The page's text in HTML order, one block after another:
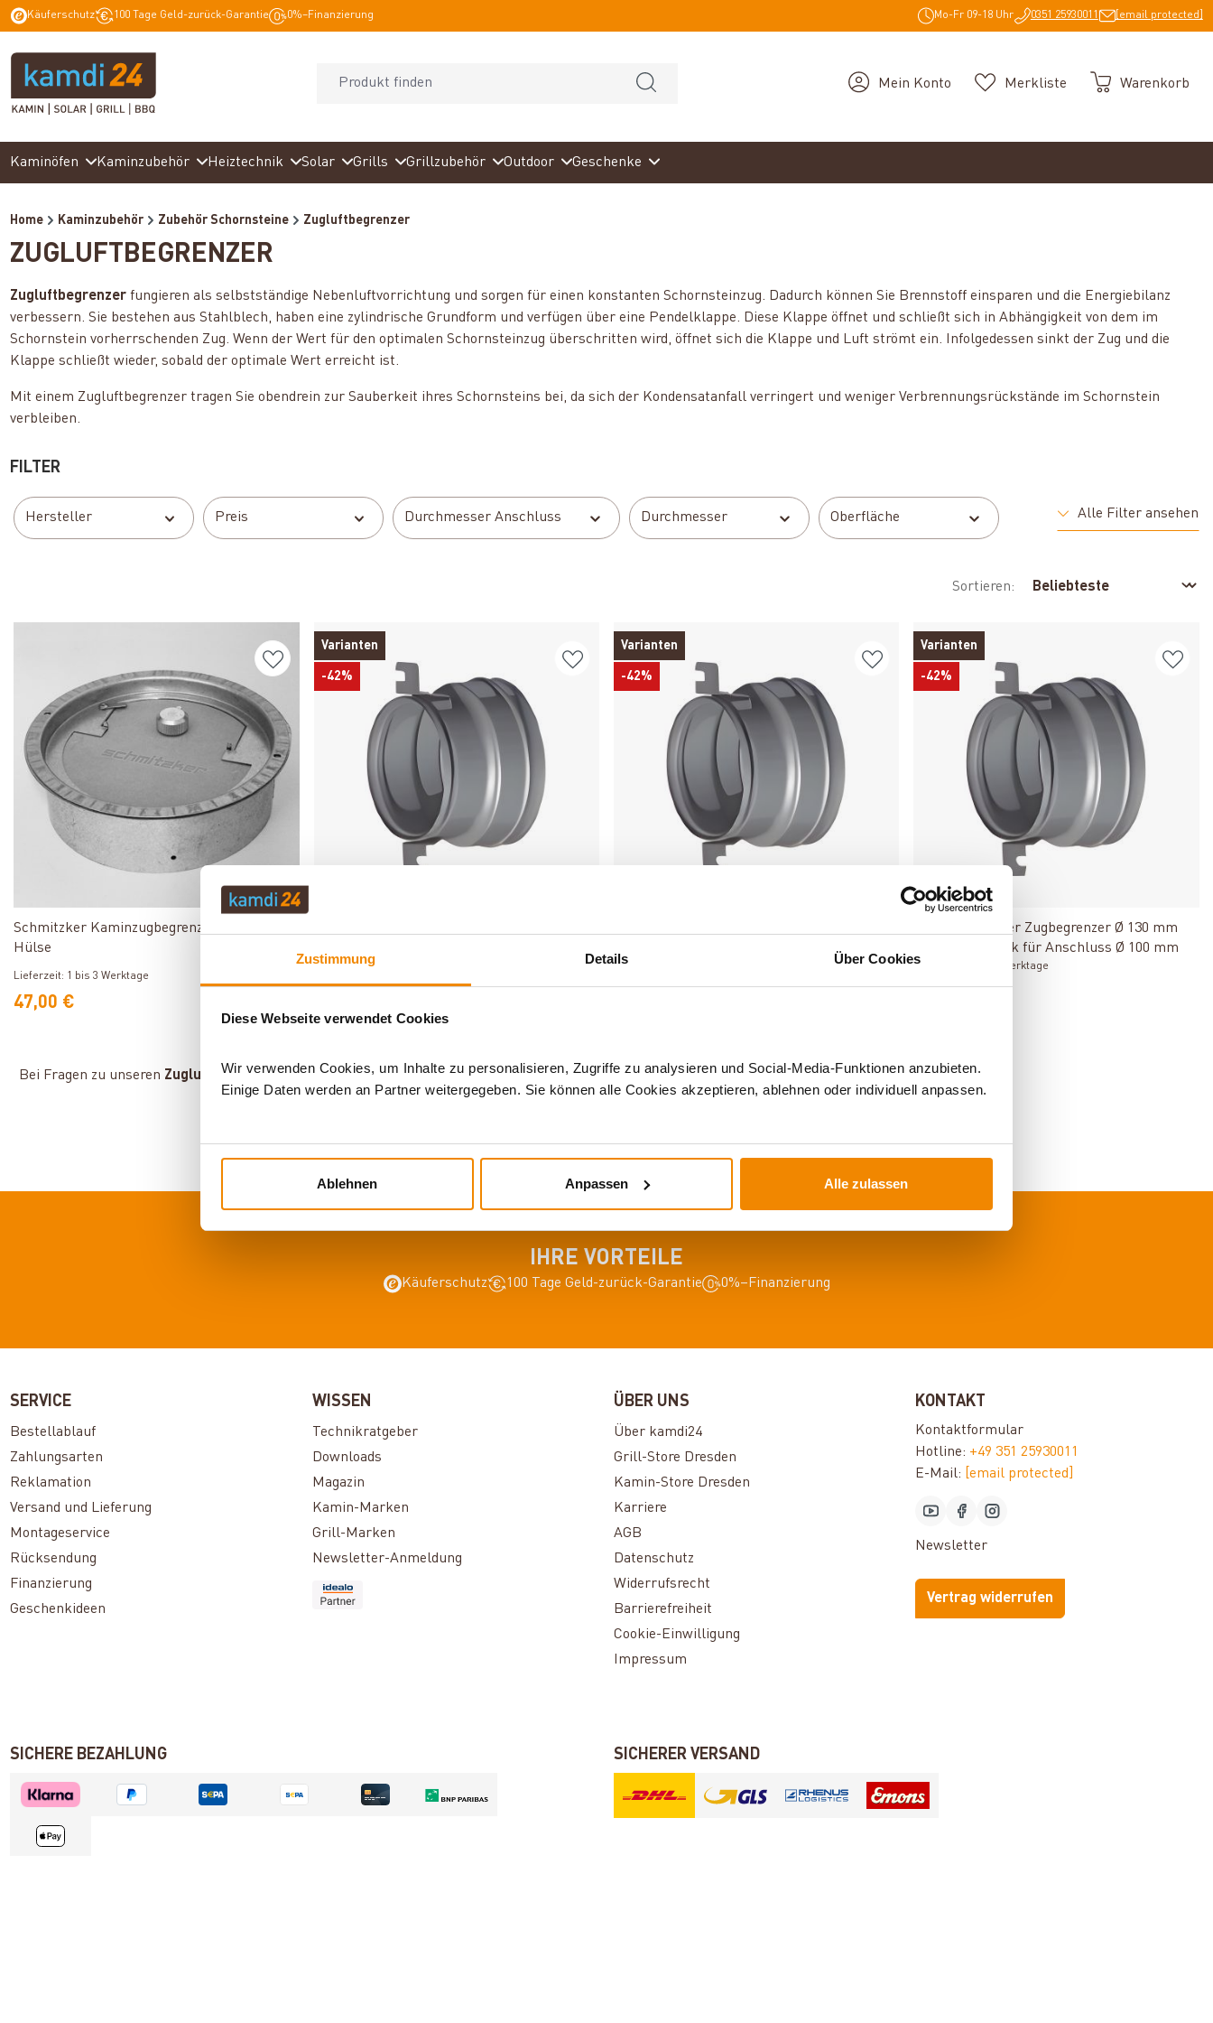
Zustimmung Details Über Cookies
Diese Webseite verwendet Cookies
Wir verwenden Cookies, um Inhalte zu personalisieren, Zugriffe zu analysieren und Social-Media-Funktionen anzubieten.
Einige Daten werden an Partner weitergegeben. Sie können alle Cookies akzeptieren, ablehnen oder individuell anpassen.
Ablehnen Anpassen Alle zulassen
Zur Hauptnavigation springen
Käuferschutz 100 Tage Geld-zurück-Garantie 0%–Finanzierung Mo-Fr 09-18 Uhr 0351 25930011 [email protected]
Mein Konto Merkliste Warenkorb
Kaminöfen Kaminzubehör Heiztechnik Solar Grills Grillzubehör Outdoor Geschenke
Home Kaminzubehör Zubehör Schornsteine Zugluftbegrenzer
ZUGLUFTBEGRENZER
Zugluftbegrenzer fungieren als selbstständige Nebenluftvorrichtung und sorgen für einen konstanten Schornsteinzug. Dadurch können Sie Brennstoff einsparen und die Energiebilanz
verbessern. Sie bestehen aus Stahlblech, haben eine zylindrische Grundform und verfügen über eine Pendelklappe. Diese Klappe öffnet und schließt sich in Abhängigkeit von dem im
Schornstein vorherrschenden Zug. Wenn der Wert für den optimalen Schornsteinzug überschritten wird, öffnet sich die Klappe und Luft strömt ein. Infolgedessen sinkt der Zug und die
Klappe schließt wieder, sobald der optimale Wert erreicht ist.
Mit einem Zugluftbegrenzer tragen Sie obendrein zur Sauberkeit ihres Schornsteins bei, da sich der Kondensatanfall verringert und weniger Verbrennungsrückstände im Schornstein
verbleiben.
FILTER
Hersteller Preis Durchmesser Anschluss Durchmesser Oberfläche Alle Filter ansehen
Sortieren:
Schmitzker Kaminzugbegrenzer WZB-1 mit
Hülse
Lieferzeit: 1 bis 3 Werktage
47,00 €
Varianten
-42%
Lieferzeit: 3 bis 7 Werktage
61,00 €
Varianten
-42%
für PPL T-Stück für Anschluss Ø 120 mm
Lieferzeit: 3 bis 7 Werktage
61,00 €
Varianten
-42%
Schiedel Adapter Zugbegrenzer Ø 130 mm
für PPL T-Stück für Anschluss Ø 100 mm
Lieferzeit: 3 bis 7 Werktage
61,00 €
Bei Fragen zu unseren Zugluftbegrenzernstehen wir Ihnen gern per Mail an[email protected] oder telefonisch unter0351 25930011zur Verfügung.
IHRE VORTEILE
Käuferschutz 100 Tage Geld-zurück-Garantie 0%–Finanzierung
SERVICE
Bestellablauf
Zahlungsarten
Reklamation
Versand und Lieferung
Montageservice
Rücksendung
Finanzierung
Geschenkideen
WISSEN
Technikratgeber
Downloads
Magazin
Kamin-Marken
Grill-Marken
Newsletter-Anmeldung
ÜBER UNS
Über kamdi24
Grill-Store Dresden
Kamin-Store Dresden
Karriere
AGB
Datenschutz
Widerrufsrecht
Barrierefreiheit
Cookie-Einwilligung
Impressum
KONTAKT
Kontaktformular
Hotline: +49 351 25930011
E-Mail: [email protected]
Newsletter
Vertrag widerrufen
SICHERE BEZAHLUNG SICHERER VERSAND